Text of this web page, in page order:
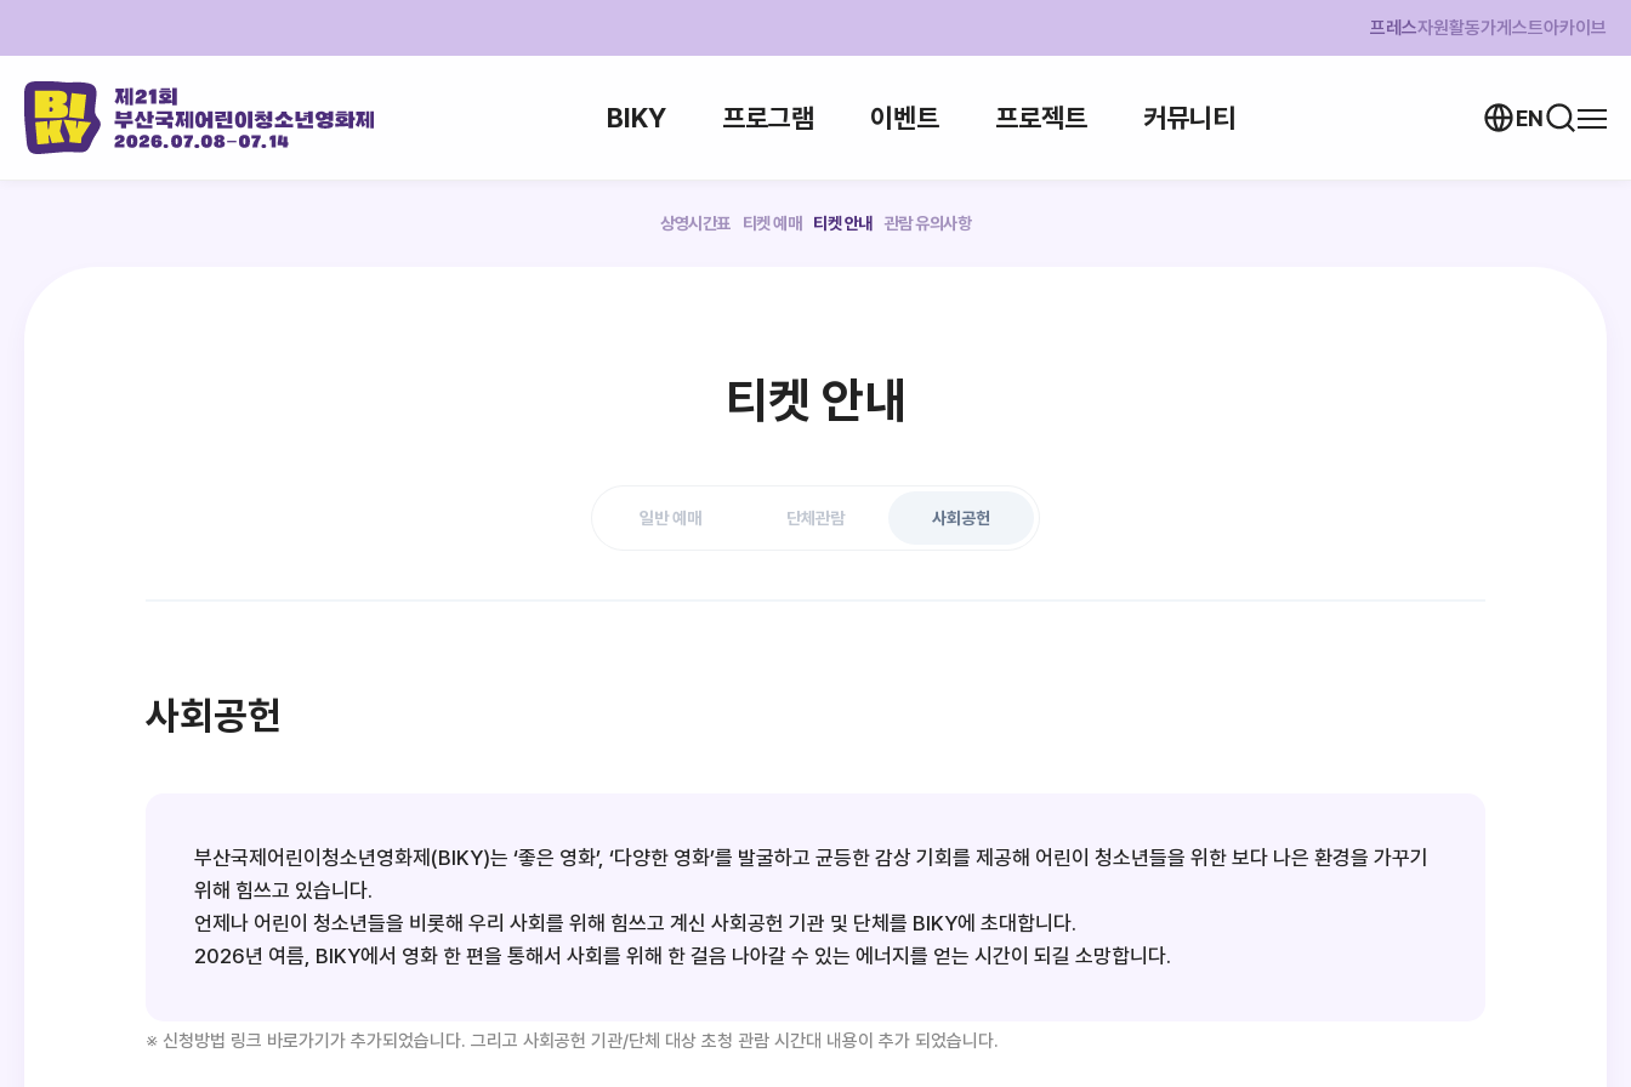
프레스자원활동가게스트아카이브
BIKY 프로그램 이벤트 프로젝트 커뮤니티 EN
상영시간표 티켓 예매 티켓 안내 관람 유의사항
티켓 안내
일반 예매 단체관람 사회공헌
사회공헌
부산국제어린이청소년영화제(BIKY)는 ‘좋은 영화’, ‘다양한 영화’를 발굴하고 균등한 감상 기회를 제공해 어린이 청소년들을 위한 보다 나은 환경을 가꾸기
위해 힘쓰고 있습니다.
언제나 어린이 청소년들을 비롯해 우리 사회를 위해 힘쓰고 계신 사회공헌 기관 및 단체를 BIKY에 초대합니다.
2026년 여름, BIKY에서 영화 한 편을 통해서 사회를 위해 한 걸음 나아갈 수 있는 에너지를 얻는 시간이 되길 소망합니다.
※ 신청방법 링크 바로가기가 추가되었습니다. 그리고 사회공헌 기관/단체 대상 초청 관람 시간대 내용이 추가 되었습니다.